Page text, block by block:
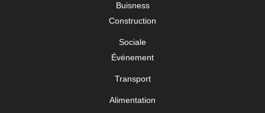
Buisness
Construction
Sociale
Événement
Transport
Alimentation